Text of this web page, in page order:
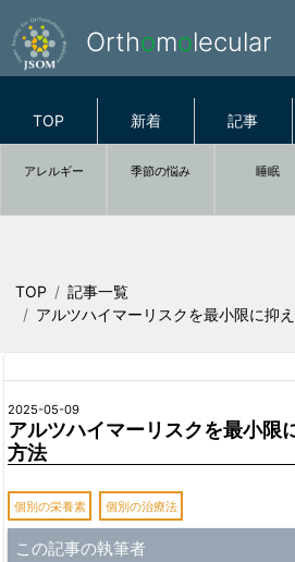
Orthomolecular
TOP 新着 記事
アレルギー 季節の悩み 睡眠
TOP
記事一覧
アルツハイマーリスクを最小限に抑
2025-05-09
アルツハイマーリスクを最小限
方法
個別の栄養素 個別の治療法
この記事の執筆者